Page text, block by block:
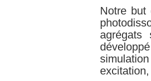
Notre but
agrégats